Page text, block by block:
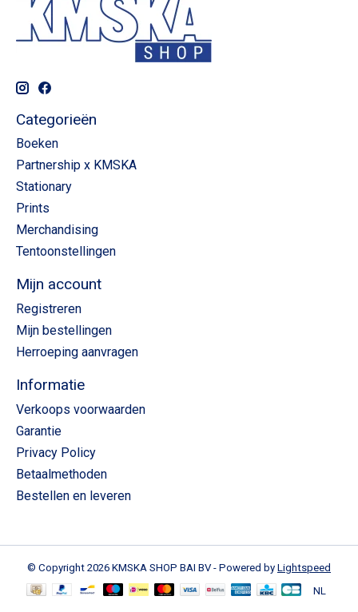
Categorieën
Boeken
Partnership x KMSKA
Stationary
Prints
Merchandising
Tentoonstellingen
Mijn account
Registreren
Mijn bestellingen
Herroeping aanvragen
Informatie
Verkoops voorwaarden
Garantie
Privacy Policy
Betaalmethoden
Bestellen en leveren
© Copyright 2026 KMSKA SHOP BAI BV - Powered by Lightspeed
NL